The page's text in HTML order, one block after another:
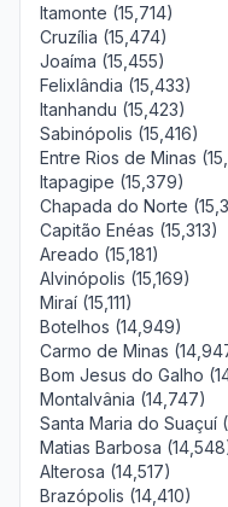
Itamonte (15,714)
Cruzília (15,474)
Joaíma (15,455)
Felixlândia (15,433)
Itanhandu (15,423)
Sabinópolis (15,416)
Entre Rios de Minas
Itapagipe (15,379)
Chapada do Norte
Capitão Enéas (15,313)
Areado (15,181)
Alvinópolis (15,169)
Miraí (15,111)
Botelhos (14,949)
Carmo de Minas
Bom Jesus do Galho
Montalvânia (14,747)
Santa Maria do Suaçuí
Matias Barbosa
Alterosa (14,517)
Brazópolis (14,410)